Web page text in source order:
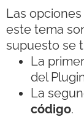
Las
este tema
supuesto se
La
del
La
código.